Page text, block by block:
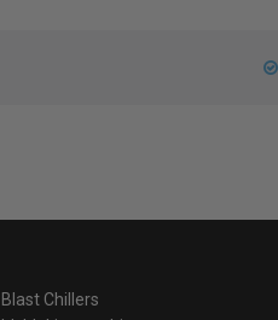
Blast Chillers